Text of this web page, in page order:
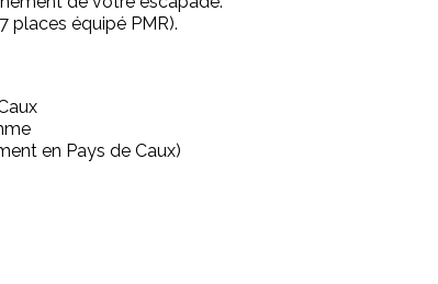
places équipé PMR).
en Pays de Caux)